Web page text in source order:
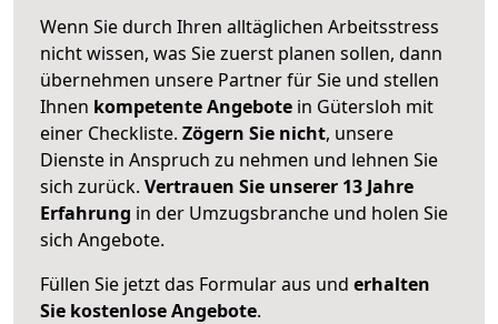
Wenn Sie durch Ihren alltäglichen Arbeitsstress
nicht wissen, was Sie zuerst planen sollen, dann
übernehmen unsere Partner für Sie und stellen
Ihnen kompetente Angebote in Gütersloh mit
einer Checkliste. Zögern Sie nicht, unsere
Dienste in Anspruch zu nehmen und lehnen Sie
sich zurück. Vertrauen Sie unserer 13 Jahre
Erfahrung in der Umzugsbranche und holen Sie
sich Angebote.
Füllen Sie jetzt das Formular aus und erhalten
Sie kostenlose Angebote.